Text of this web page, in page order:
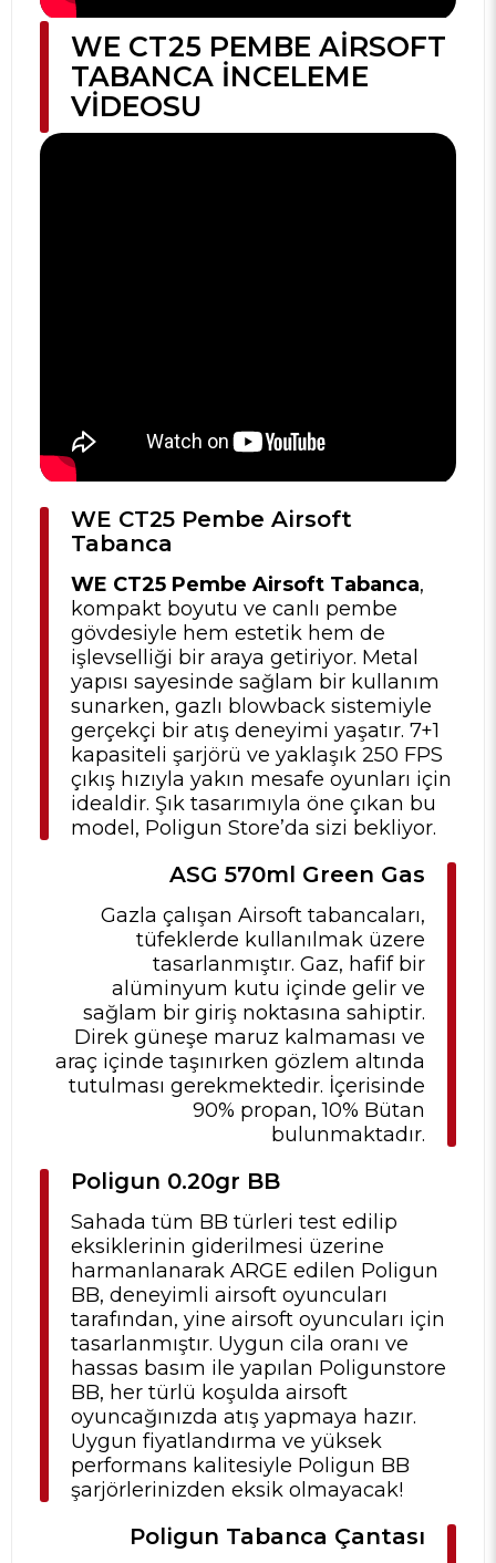
WE CT25 PEMBE AIRSOFT
TABANCA İNCELEME
VIDEOSU
WE CT25 Pembe Airsoft
Tabanca
WE CT25 Pembe Airsoft Tabanca,
kompakt boyutu ve canlı pembe
gövdesiyle hem estetik hem de
işlevselliği bir araya getiriyor. Metal
yapısı sayesinde sağlam bir kullanım
sunarken, gazlı blowback sistemiyle
gerçekçi bir atış deneyimi yaşatır. 7+1
kapasiteli şarjörü ve yaklaşık 250 FPS
çıkış hızıyla yakın mesafe oyunları için
idealdir. Şık tasarımıyla öne çıkan bu
model, Poligun Store’da sizi bekliyor.
ASG 570ml Green Gas
Gazla çalışan Airsoft tabancaları,
tüfeklerde kullanılmak üzere
tasarlanmıştır. Gaz, hafif bir
alüminyum kutu içinde gelir ve
sağlam bir giriş noktasına sahiptir.
Direk güneşe maruz kalmaması ve
araç içinde taşınırken gözlem altında
tutulması gerekmektedir. İçerisinde
90% propan, 10% Bütan
bulunmaktadır.
Poligun 0.20gr BB
Sahada tüm BB türleri test edilip
eksiklerinin giderilmesi üzerine
harmanlanarak ARGE edilen Poligun
BB, deneyimli airsoft oyuncuları
tarafından, yine airsoft oyuncuları için
tasarlanmıştır. Uygun cila oranı ve
hassas basım ile yapılan Poligunstore
BB, her türlü koşulda airsoft
oyuncağınızda atış yapmaya hazır.
Uygun fiyatlandırma ve yüksek
performans kalitesiyle Poligun BB
şarjörlerinizden eksik olmayacak!
Poligun Tabanca Çantası